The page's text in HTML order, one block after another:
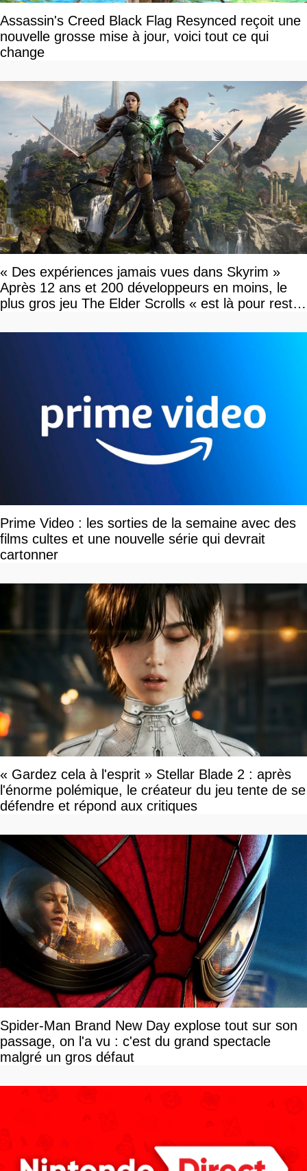
Assassin's Creed Black Flag Resynced reçoit une
nouvelle grosse mise à jour, voici tout ce qui
change
« Des expériences jamais vues dans Skyrim »
Après 12 ans et 200 développeurs en moins, le
plus gros jeu The Elder Scrolls « est là pour rester
Prime Video : les sorties de la semaine avec des
films cultes et une nouvelle série qui devrait
cartonner
« Gardez cela à l'esprit » Stellar Blade 2 : après
l'énorme polémique, le créateur du jeu tente de se
défendre et répond aux critiques
Spider-Man Brand New Day explose tout sur son
passage, on l'a vu : c'est du grand spectacle
malgré un gros défaut